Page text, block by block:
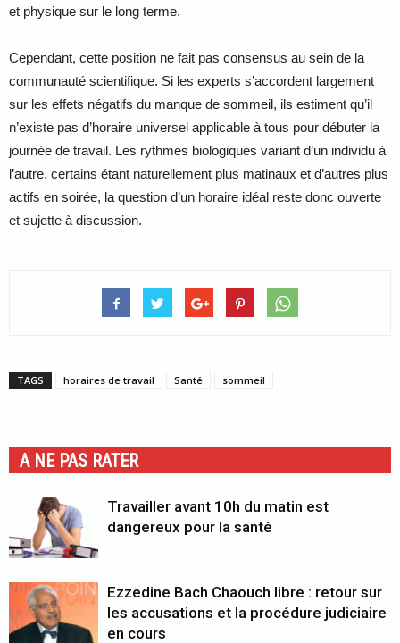
et physique sur le long terme.
Cependant, cette position ne fait pas consensus au sein de la
communauté scientifique. Si les experts s’accordent largement
sur les effets négatifs du manque de sommeil, ils estiment qu’il
n’existe pas d’horaire universel applicable à tous pour débuter la
journée de travail. Les rythmes biologiques variant d’un individu à
l’autre, certains étant naturellement plus matinaux et d’autres plus
actifs en soirée, la question d’un horaire idéal reste donc ouverte
et sujette à discussion.
TAGS horaires de travail Santé sommeil
A NE PAS RATER
Travailler avant 10h du matin est
dangereux pour la santé
Ezzedine Bach Chaouch libre : retour sur
les accusations et la procédure judiciaire
en cours